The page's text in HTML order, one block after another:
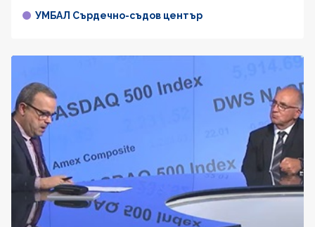
УМБАЛ Сърдечно-съдов център